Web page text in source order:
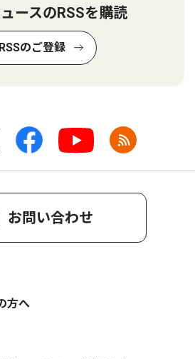
ースのRSSを購読
RSSのご登録
お問い合わせ
方へ